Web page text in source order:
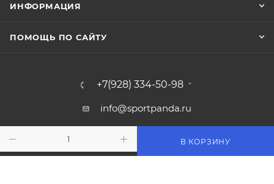
В КОРЗИНУ
ИНФОРМАЦИЯ
ПОМОЩЬ ПО САЙТУ
+7(928) 334-50-98
info@sportpanda.ru
Краснодар, ул. Бородинская 156/13
Доставка по всей России.